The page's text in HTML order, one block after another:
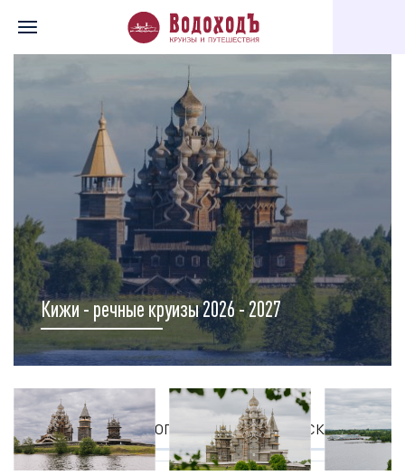
Главная Перечень всех доступных круизов
Кижи - речные круизы 2026 - 2027
КРУИЗЫ ОПИСАНИЕ ЭКСКУРСИИ